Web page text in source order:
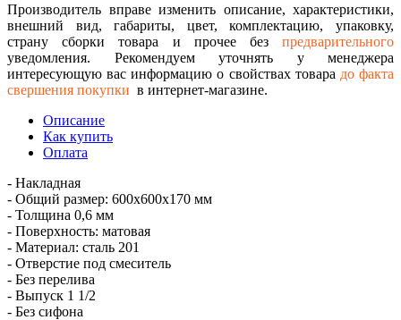
Производитель вправе изменить описание, характеристики,
внешний вид, габариты, цвет, комплектацию, упаковку,
страну сборки товара и прочее без предварительного
уведомления. Рекомендуем уточнять у менеджера
интересующую вас информацию о свойствах товара до факта
свершения покупки в интернет-магазине.
Описание
Как купить
Оплата
- Накладная
- Общий размер: 600х600х170 мм
- Толщина 0,6 мм
- Поверхность: матовая
- Материал: сталь 201
- Отверстие под смеситель
- Без перелива
- Выпуск 1 1/2
- Без сифона